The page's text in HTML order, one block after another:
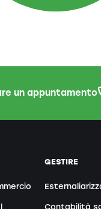
un appuntamento
GESTIRE
Contabilità